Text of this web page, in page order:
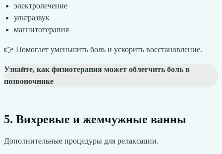
электролечение
ультразвук
магнитотерапия
👉 Помогает уменьшить боль и ускорить восстановление.
Узнайте, как физиотерапия может облегчить боль в
позвоночнике
5. Вихревые и жемчужные ванны
Дополнительные процедуры для релаксации.